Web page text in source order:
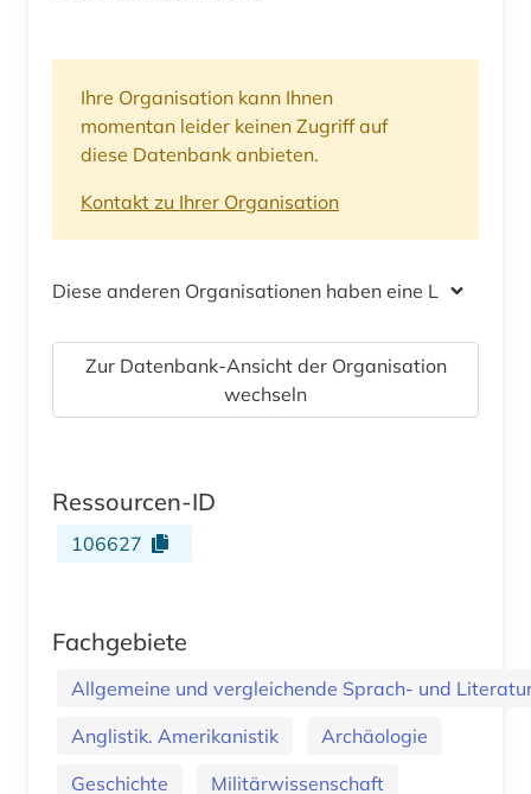
Ihre Organisation kann Ihnen
momentan leider keinen Zugriff auf
diese Datenbank anbieten.
Kontakt zu Ihrer Organisation
Diese anderen Organisationen haben eine Lizenz
Zur Datenbank-Ansicht der Organisation
wechseln
Ressourcen-ID
106627
Fachgebiete
Allgemeine und vergleichende Sprach- und
Anglistik. Amerikanistik
Archäologie
Geschichte
Militärwissenschaft